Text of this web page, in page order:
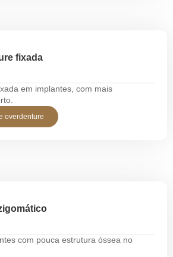
fixada
em implantes, com mais
overdenture
com pouca estrutura óssea no